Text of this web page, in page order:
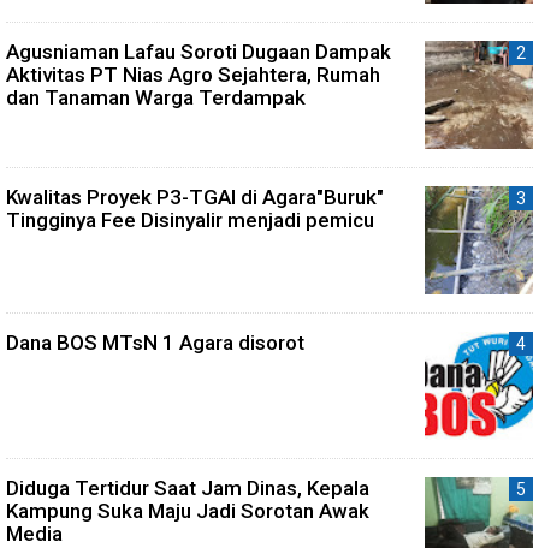
Agusniaman Lafau Soroti Dugaan Dampak
Aktivitas PT Nias Agro Sejahtera, Rumah
dan Tanaman Warga Terdampak
Kwalitas Proyek P3-TGAI di Agara"Buruk"
Tingginya Fee Disinyalir menjadi pemicu
Dana BOS MTsN 1 Agara disorot
Diduga Tertidur Saat Jam Dinas, Kepala
Kampung Suka Maju Jadi Sorotan Awak
Media